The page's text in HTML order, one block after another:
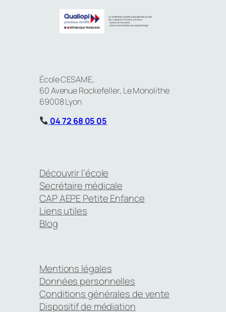
École CESAME,
60 Avenue Rockefeller, Le Monolithe
69008 Lyon
04 72 68 05 05
Découvrir l’école
Secrétaire médicale
CAP AEPE Petite Enfance
Liens utiles
Blog
Mentions légales
Données personnelles
Conditions générales de vente
Dispositif de médiation